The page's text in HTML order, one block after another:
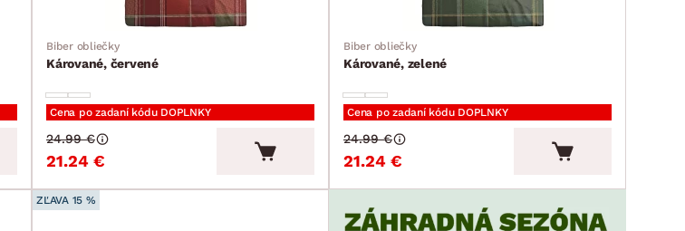
Biber obliečky
Kárované, červené
Cena po zadaní kódu DOPLNKY
21.24 €
24.99 €
Biber obliečky
Kárované, zelené
Cena po zadaní kódu DOPLNKY
21.24 €
24.99 €
ZĽAVA 15 %